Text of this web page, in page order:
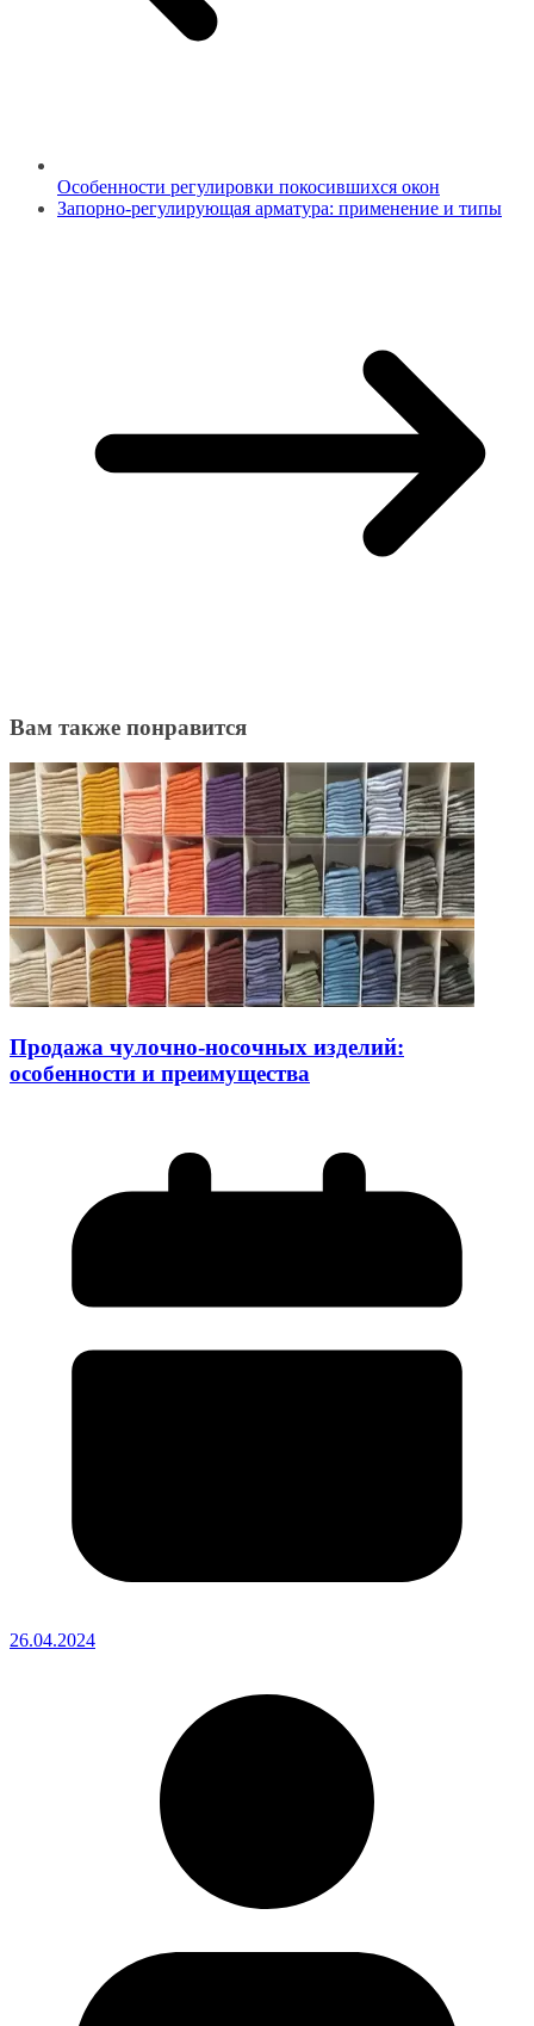
Особенности регулировки покосившихся окон
Запорно-регулирующая арматура: применение и типы
Вам также понравится
Продажа чулочно-носочных изделий:
особенности и преимущества
26.04.2024